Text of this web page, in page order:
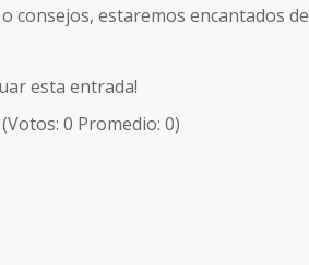
consejos, estaremos encantados de
esta entrada!
(Votos:0 Promedio:0)